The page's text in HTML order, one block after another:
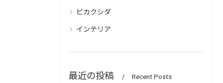
ビカクシダ
インテリア
最近の投稿 Recent Posts